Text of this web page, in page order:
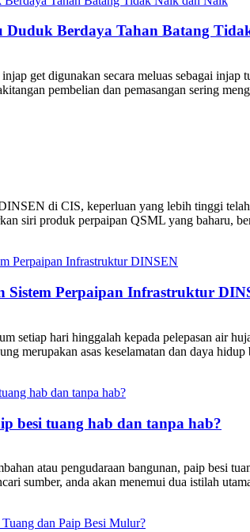
Duduk Berdaya Tahan Batang
get digunakan secara meluas sebagai
pembelian dan pemasangan sering
di CIS, keperluan yang lebih tinggi
siri produk perpaipan QSML yang baharu,
Sistem Perpaipan Infrastruktur
setiap hari hinggalah kepada pelepasan air
merupakan asas keselamatan dan daya
besi tuang hab dan tanpa hab?
atau pengudaraan bangunan, paip besi
sumber, anda akan menemui dua istilah